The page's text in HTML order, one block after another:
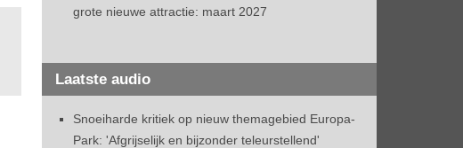
grote nieuwe attractie: maart 2027
Laatste audio
Snoeiharde kritiek op nieuw themagebied Europa-
Park: 'Afgrijselijk en bijzonder teleurstellend'